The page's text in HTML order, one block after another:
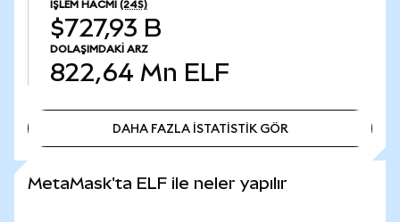
İŞLEM HACMI (24S)
$727,93 B
DOLAŞIMDAKI ARZ
822,64 Mn ELF
DAHA FAZLA İSTATİSTİK GÖR
MetaMask'ta ELF ile neler yapılır